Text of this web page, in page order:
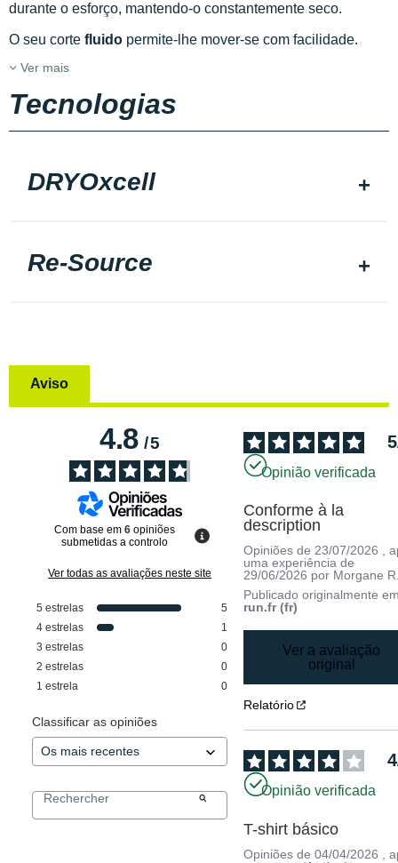
durante o esforço, mantendo-o constantemente seco.
O seu corte fluido permite-lhe mover-se com facilidade.
Ver mais
Tecnologias
DRYOxcell
Re-Source
Aviso
4.8/5
Com base em 6 opiniões
submetidas a controlo
Ver todas as avaliações neste site
5 estrelas
5
4 estrelas
1
3 estrelas
0
2 estrelas
0
1 estrela 0
Classificar as opiniões
5
Opinião verificada
Conforme à la
description
Opiniões de 23/07/2026
,
uma experiência de
29/06/2026 por Morgane
Publicado originalmente
run.fr (fr)
Ver a avaliação
original
Relatório
4
Opinião verificada
T-shirt básico
Opiniões de04/04/2026
,